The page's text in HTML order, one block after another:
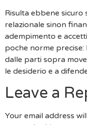
Risulta ebbene sicuro
relazionale sinon
adempimento e
poche norme
dalle parti sopra
le desiderio e a
Leave a
Your email address